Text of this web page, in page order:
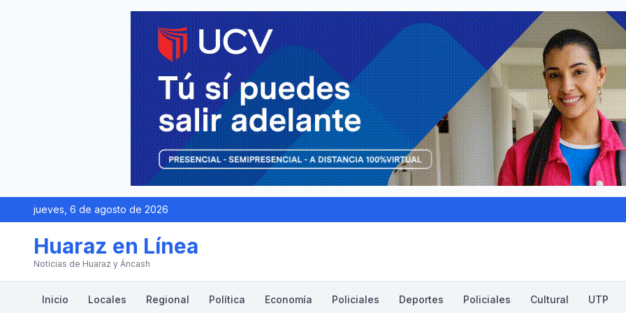
jueves, 6 de agosto de 2026
Huaraz en Línea
Noticias de Huaraz y Áncash
Inicio Locales Regional Política Economía Policiales Deportes Policiales Cultural UTP